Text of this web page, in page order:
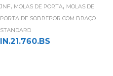
JNF, MOLAS DE PORTA, MOLAS DE
PORTA DE SOBREPOR COM BRAÇO
STANDARD
IN.21.760.BS